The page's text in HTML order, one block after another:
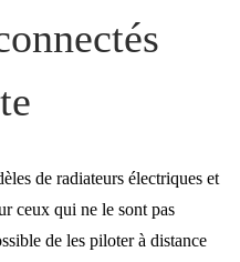
de radiateurs électriques et
ceux qui ne le sont pas
de les piloter à distance